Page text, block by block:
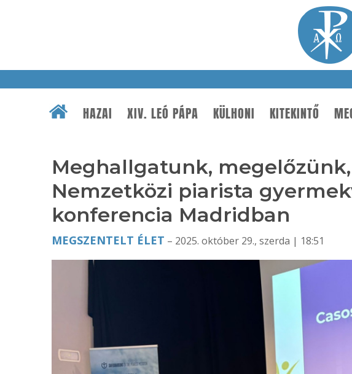
HAZAI XIV. LEÓ PÁPA KÜLHONI KITEKINTŐ
Meghallgatunk,
Nemzetközi piarista
konferencia Madridban
MEGSZENTELT ÉLET – 2025. október 29., szerda | 18:51